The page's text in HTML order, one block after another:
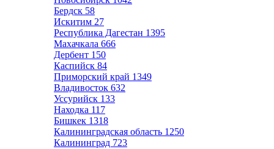
Бердск 58
Искитим 27
Республика Дагестан 1395
Махачкала 666
Дербент 150
Каспийск 84
Приморский край 1349
Владивосток 632
Уссурийск 133
Находка 117
Бишкек 1318
Калининградская область 1250
Калининград 723